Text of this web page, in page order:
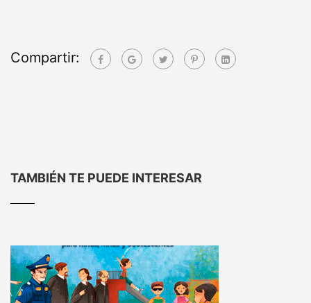
Compartir:
TAMBIÉN TE PUEDE INTERESAR